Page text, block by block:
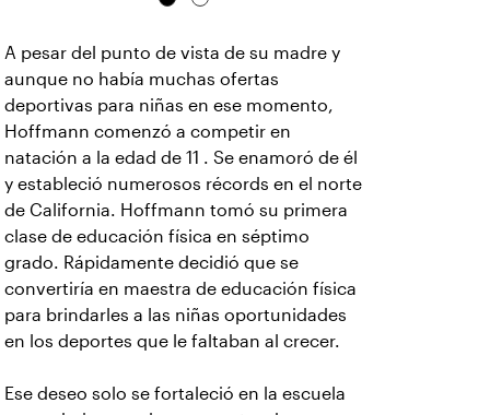
A pesar del punto de vista de su madre y
aunque no había muchas ofertas
deportivas para niñas en ese momento,
Hoffmann comenzó a competir en
natación a la edad de 11 . Se enamoró de él
y estableció numerosos récords en el norte
de California. Hoffmann tomó su primera
clase de educación física en séptimo
grado. Rápidamente decidió que se
convertiría en maestra de educación física
para brindarles a las niñas oportunidades
en los deportes que le faltaban al crecer.
Ese deseo solo se fortaleció en la escuela